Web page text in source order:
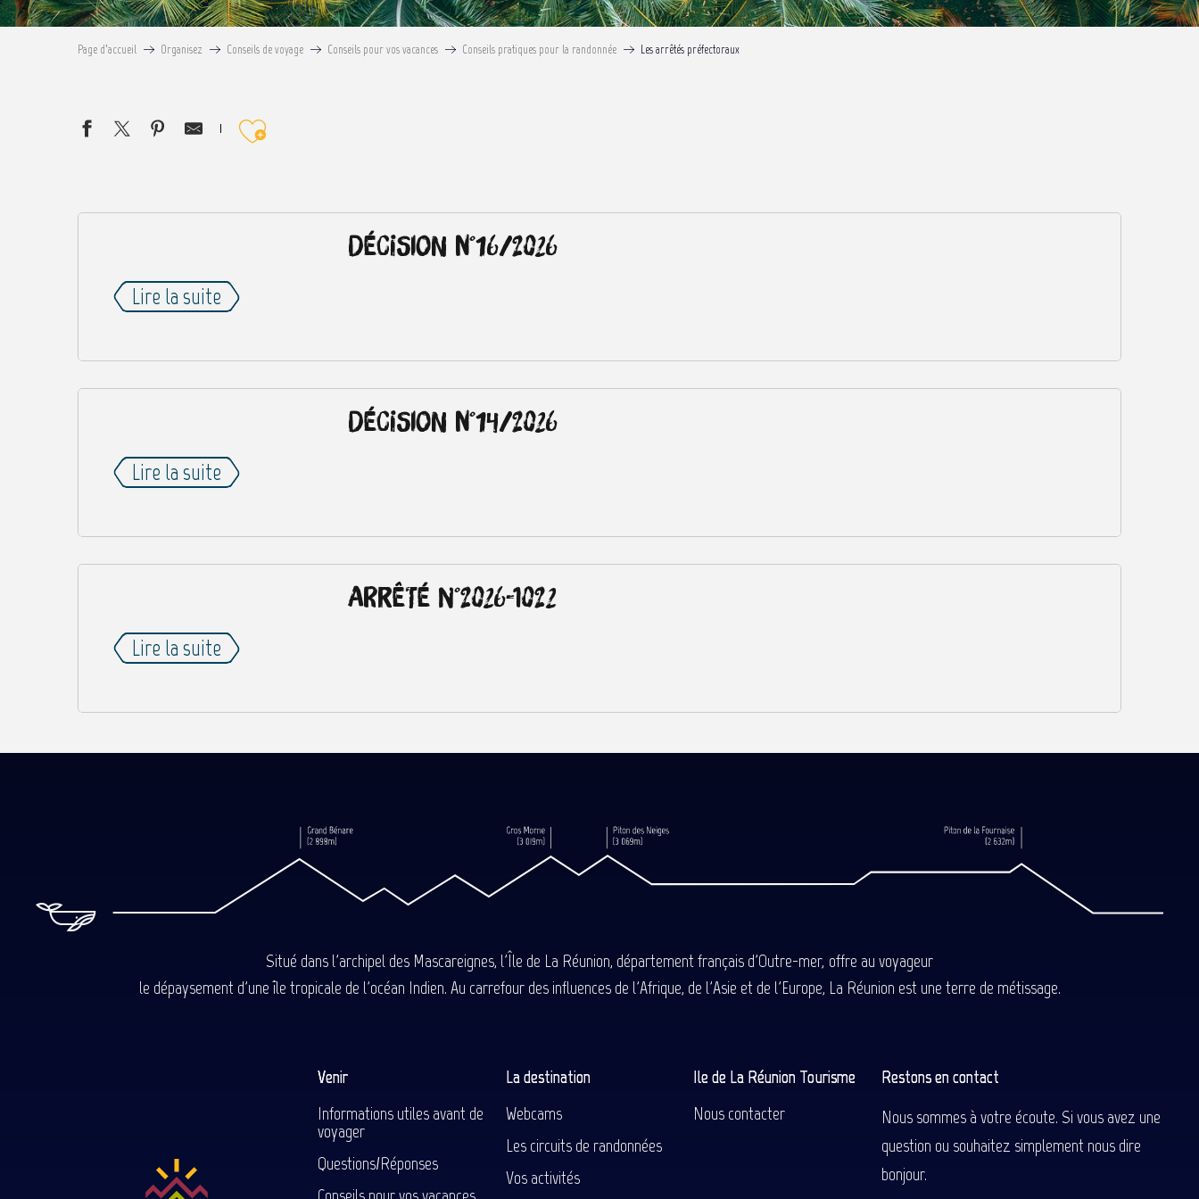
Page d’accueil Organisez Conseils de voyage Conseils pour vos vacances Conseils pratiques pour la randonnée Les arrêtés préfectoraux
Décision n°16/2026
Lire la suite
Décision n°14/2026
Lire la suite
Arrêté n°2026-1022
Lire la suite
Situé dans l'archipel des Mascareignes, l'Île de La Réunion, département français d'Outre-mer, offre au voyageur
le dépaysement d'une île tropicale de l'océan Indien. Au carrefour des influences de l'Afrique, de l'Asie et de l'Europe, La Réunion est une terre de métissage.
Venir
Informations utiles avant de
voyager
Questions/Réponses
La destination
Webcams
Les circuits de randonnées
Vos activités
Ile de La Réunion Tourisme
Nous contacter
Restons en contact
Nous sommes à votre écoute. Si vous avez une
question ou souhaitez simplement nous dire
bonjour.